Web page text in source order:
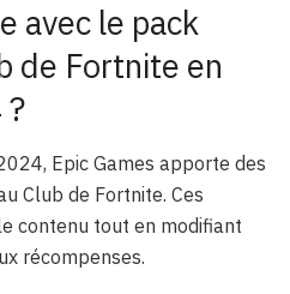
avec le pack
de Fortnite en
Epic Games apporte des
Club de Fortnite. Ces
contenu tout en modifiant
récompenses.